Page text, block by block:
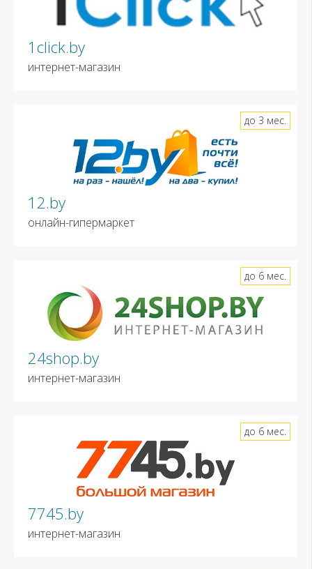
1click.by
интернет-магазин
12.by
онлайн-гипермаркет
до 3 мес.
24shop.by
интернет-магазин
до 6 мес.
7745.by
интернет-магазин
до 6 мес.